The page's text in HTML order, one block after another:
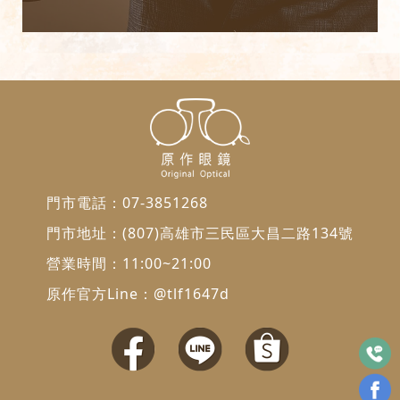
門市電話： 07-3851268
門市地址： (807)高雄市三民區大昌二路134號
營業時間：11:00~21:00
原作官方Line： @tlf1647d